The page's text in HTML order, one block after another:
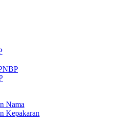
Nama
Kepakaran